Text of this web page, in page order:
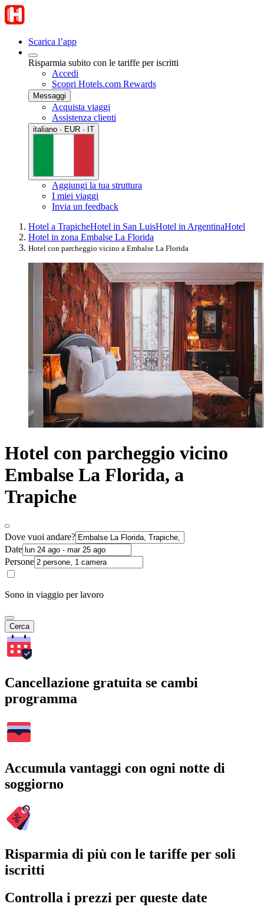
Scarica l’app
Risparmia subito con le tariffe per iscritti
Accedi
Scopri Hotels.com Rewards
Messaggi
Acquista viaggi
Assistenza clienti
italiano · EUR · IT
Aggiungi la tua struttura
I miei viaggi
Invia un feedback
Hotel a TrapicheHotel in San LuisHotel in ArgentinaHotel
Hotel in zona Embalse La Florida
Hotel con parcheggio vicino a Embalse La Florida
Hotel con parcheggio vicino
Embalse La Florida, a
Trapiche
Dove vuoi andare?
Date
Persone
Sono in viaggio per lavoro
Cerca
Cancellazione gratuita se cambi
programma
Accumula vantaggi con ogni notte di
soggiorno
Risparmia di più con le tariffe per soli
iscritti
Controlla i prezzi per queste date